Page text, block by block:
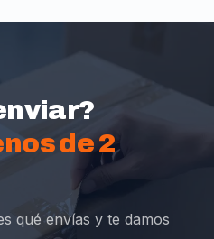
de 2
qué envías y te damos